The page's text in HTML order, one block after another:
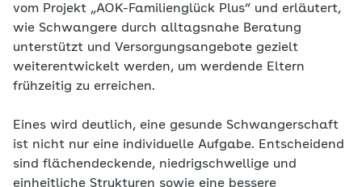
vom Projekt „AOK-Familienglück Plus“ und erläutert,
wie Schwangere durch alltagsnahe Beratung
unterstützt und Versorgungsangebote gezielt
weiterentwickelt werden, um werdende Eltern
frühzeitig zu erreichen.
Eines wird deutlich, eine gesunde Schwangerschaft
ist nicht nur eine individuelle Aufgabe. Entscheidend
sind flächendeckende, niedrigschwellige und
einheitliche Strukturen sowie eine bessere